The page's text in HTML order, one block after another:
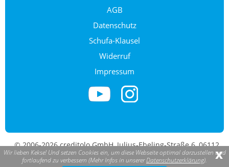
AGB
Datenschutz
Schufa-Klausel
Widerruf
Impressum
© 2006-2026 creditolo GmbH, Julius-Ebeling-Straße 6, 06112
Halle (Saale). creditolo ist eine eingetragene Marke.
Wir lieben Kekse! Und setzen Cookies ein, um diese Webseite optimal darzustellen und
fortlaufend zu verbessern (Mehr Infos in unsererDatenschutzerklärung). x